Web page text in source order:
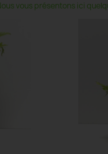
vous présentons ici